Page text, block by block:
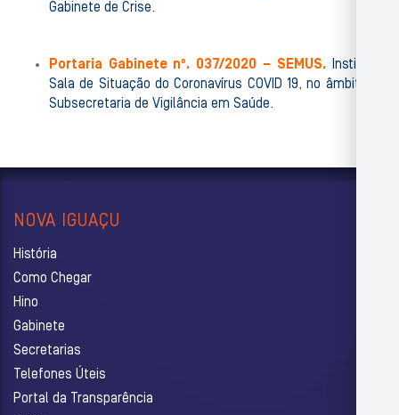
Gabinete de Crise.
Portaria Gabinete nº. 037/2020 – SEMUS.Institui a
Sala de Situação do Coronavírus COVID 19, no âmbito da
Subsecretaria de Vigilância em Saúde.
NOVA IGUAÇU
História
Como Chegar
Hino
Gabinete
Secretarias
Telefones Úteis
Portal da Transparência